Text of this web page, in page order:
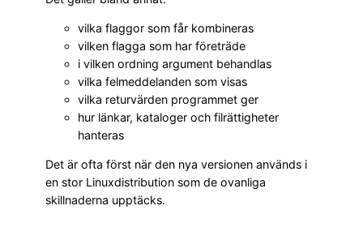
vilka flaggor som får kombineras
vilken flagga som har företräde
i vilken ordning argument behandlas
vilka felmeddelanden som visas
vilka returvärden programmet ger
hur länkar, kataloger och filrättigheter
hanteras
Det är ofta först när den nya versionen används i
en stor Linuxdistribution som de ovanliga
skillnaderna upptäcks.